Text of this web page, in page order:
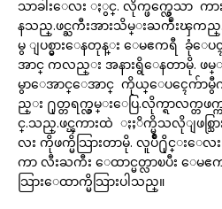
သာခါးေလး ႏွင္. လိုက္ဖက္လွေသာ က
နသည္.ဖင္ႀကီးအားသိမ္းႀကဳံးၾကည္.
မွ ျပစ္မွားေနတုန္း ေမဧကရီ ခုံေ
အာင္ ကလည္း အနားရွိေနတာမို. ဖ
မွာေအာင္ေအာင္ ကိုယ္ေပၚေက်ာ
ည္း ႐ုတ္တရက္လွမ္းေပြ.လိုက္ရာလက္တဖ
င္.သည္.ဖင္ၾကားထဲ ႏႈိက္မိသလိုျဖစ္သြာ
လး ကိုဖက္မိသြားတာမို. လူပ်ိဳ႐ိုင္းေလ
ကာ လီးႀကီး ေထာင္မတ္လာၿပီး ေမ
သြားေထာက္မိသြားပါသည္။